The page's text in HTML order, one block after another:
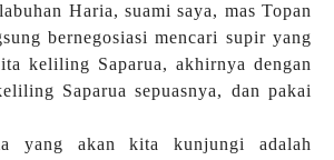
Haria, suami saya, mas Topan
bernegosiasi mencari supir yang
keliling Saparua, akhirnya dengan
Saparua sepuasnya, dan pakai
yang akan kita kunjungi adalah